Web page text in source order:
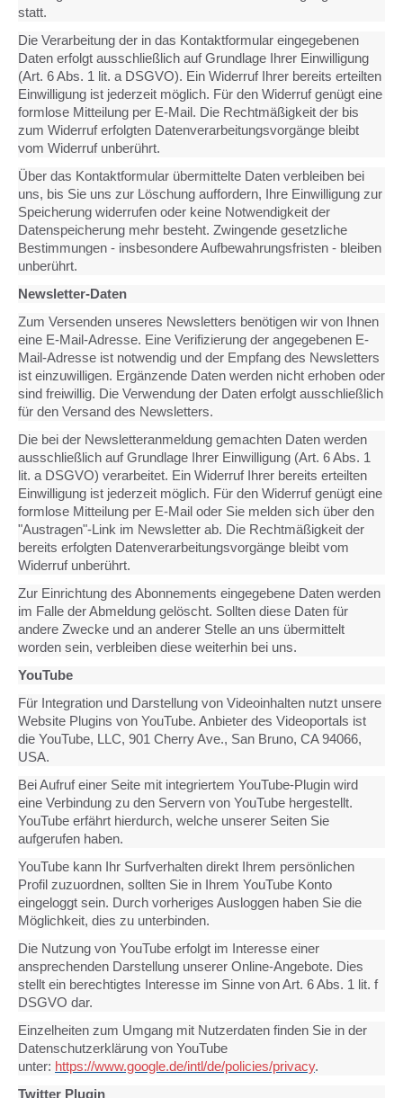
statt.
Die Verarbeitung der in das Kontaktformular eingegebenen
Daten erfolgt ausschließlich auf Grundlage Ihrer Einwilligung
(Art. 6 Abs. 1 lit. a DSGVO). Ein Widerruf Ihrer bereits erteilten
Einwilligung ist jederzeit möglich. Für den Widerruf genügt eine
formlose Mitteilung per E-Mail. Die Rechtmäßigkeit der bis
zum Widerruf erfolgten Datenverarbeitungsvorgänge bleibt
vom Widerruf unberührt.
Über das Kontaktformular übermittelte Daten verbleiben bei
uns, bis Sie uns zur Löschung auffordern, Ihre Einwilligung zur
Speicherung widerrufen oder keine Notwendigkeit der
Datenspeicherung mehr besteht. Zwingende gesetzliche
Bestimmungen - insbesondere Aufbewahrungsfristen - bleiben
unberührt.
Newsletter-Daten
Zum Versenden unseres Newsletters benötigen wir von Ihnen
eine E-Mail-Adresse. Eine Verifizierung der angegebenen E-
Mail-Adresse ist notwendig und der Empfang des Newsletters
ist einzuwilligen. Ergänzende Daten werden nicht erhoben oder
sind freiwillig. Die Verwendung der Daten erfolgt ausschließlich
für den Versand des Newsletters.
Die bei der Newsletteranmeldung gemachten Daten werden
ausschließlich auf Grundlage Ihrer Einwilligung (Art. 6 Abs. 1
lit. a DSGVO) verarbeitet. Ein Widerruf Ihrer bereits erteilten
Einwilligung ist jederzeit möglich. Für den Widerruf genügt eine
formlose Mitteilung per E-Mail oder Sie melden sich über den
"Austragen"-Link im Newsletter ab. Die Rechtmäßigkeit der
bereits erfolgten Datenverarbeitungsvorgänge bleibt vom
Widerruf unberührt.
Zur Einrichtung des Abonnements eingegebene Daten werden
im Falle der Abmeldung gelöscht. Sollten diese Daten für
andere Zwecke und an anderer Stelle an uns übermittelt
worden sein, verbleiben diese weiterhin bei uns.
YouTube
Für Integration und Darstellung von Videoinhalten nutzt unsere
Website Plugins von YouTube. Anbieter des Videoportals ist
die YouTube, LLC, 901 Cherry Ave., San Bruno, CA 94066,
USA.
Bei Aufruf einer Seite mit integriertem YouTube-Plugin wird
eine Verbindung zu den Servern von YouTube hergestellt.
YouTube erfährt hierdurch, welche unserer Seiten Sie
aufgerufen haben.
YouTube kann Ihr Surfverhalten direkt Ihrem persönlichen
Profil zuzuordnen, sollten Sie in Ihrem YouTube Konto
eingeloggt sein. Durch vorheriges Ausloggen haben Sie die
Möglichkeit, dies zu unterbinden.
Die Nutzung von YouTube erfolgt im Interesse einer
ansprechenden Darstellung unserer Online-Angebote. Dies
stellt ein berechtigtes Interesse im Sinne von Art. 6 Abs. 1 lit. f
DSGVO dar.
Einzelheiten zum Umgang mit Nutzerdaten finden Sie in der
Datenschutzerklärung von YouTube
unter: https://www.google.de/intl/de/policies/privacy.
Twitter Plugin